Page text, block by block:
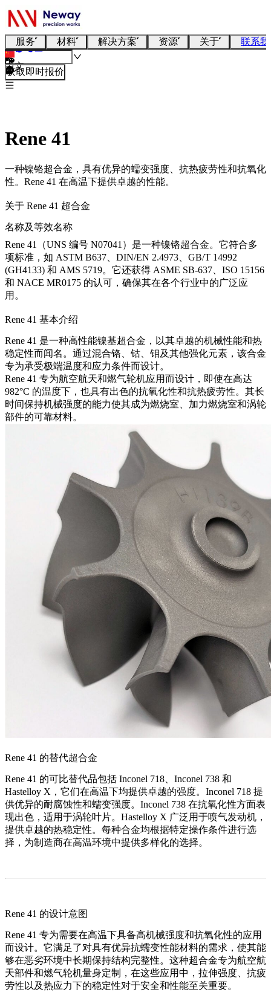
服务 材料 解决方案 资源 关于 联系
中文
获取即时报价
Rene 41
一种镍铬超合金，具有优异的蠕变强度、抗热疲劳性和抗氧化
性。Rene 41 在高温下提供卓越的性能。
关于 Rene 41 超合金
名称及等效名称
Rene 41（UNS 编号 N07041）是一种镍铬超合金。它符合多
项标准，如 ASTM B637、DIN/EN 2.4973、GB/T 14992
(GH4133) 和 AMS 5719。它还获得 ASME SB-637、ISO 15156
和 NACE MR0175 的认可，确保其在各个行业中的广泛应
用。
Rene 41 基本介绍
Rene 41 是一种高性能镍基超合金，以其卓越的机械性能和热
稳定性而闻名。通过混合铬、钴、钼及其他强化元素，该合金
专为承受极端温度和应力条件而设计。
Rene 41 专为航空航天和燃气轮机应用而设计，即使在高达
982°C 的温度下，也具有出色的抗氧化性和抗热疲劳性。其长
时间保持机械强度的能力使其成为燃烧室、加力燃烧室和涡轮
部件的可靠材料。
Rene 41 的替代超合金
Rene 41 的可比替代品包括 Inconel 718、Inconel 738 和
Hastelloy X，它们在高温下均提供卓越的强度。Inconel 718 提
供优异的耐腐蚀性和蠕变强度。Inconel 738 在抗氧化性方面表
现出色，适用于涡轮叶片。Hastelloy X 广泛用于喷气发动机，
提供卓越的热稳定性。每种合金均根据特定操作条件进行选
择，为制造商在高温环境中提供多样化的选择。
Rene 41 的设计意图
Rene 41 专为需要在高温下具备高机械强度和抗氧化性的应用
而设计。它满足了对具有优异抗蠕变性能材料的需求，使其能
够在恶劣环境中长期保持结构完整性。这种超合金专为航空航
天部件和燃气轮机量身定制，在这些应用中，拉伸强度、抗疲
劳性以及热应力下的稳定性对于安全和性能至关重要。